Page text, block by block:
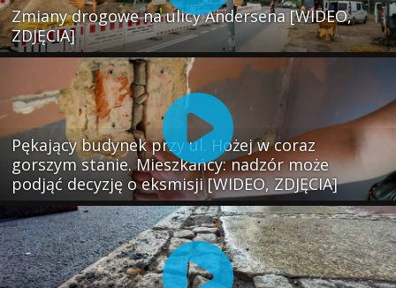
Zmiany drogowe na ulicy Andersena [WIDEO,
ZDJĘCIA]
Pękający budynek przy ul. Hożej w coraz
gorszym stanie. Mieszkańcy: nadzór może
podjąć decyzję o eksmisji [WIDEO, ZDJĘCIA]